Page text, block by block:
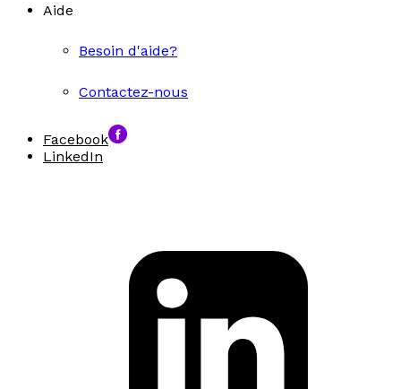
Aide
Besoin d'aide?
Contactez-nous
Facebook
LinkedIn